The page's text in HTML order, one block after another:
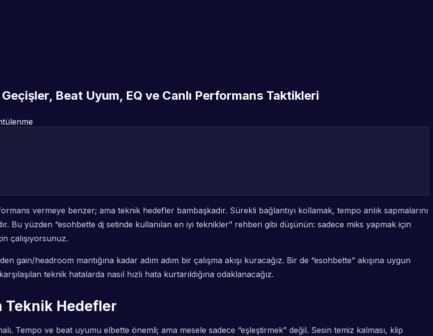
Beat Uyum, EQ ve Canlı Performans Taktikleri
vermeye benzer; ama teknik hedefler bambaşkadır. Sürekli bağlantıyı kollamak, tempo anlık sapmalarını
Bu yüzden “esohbette dj setinde kullanılan en iyi teknikler” rehberi gibi düşünün: sadece miks yapmak için
çalışıyorsunuz.
gain/headroom mantığına kadar adım adım bir çalışma akışı kuracağız. Bir de “esohbette” akışına uygun
teknik hatalarda nasıl hızlı hata kurtarıldığına odaklanacağız.
Teknik Hedefler
Tempo ve beat uyumu elbette önemli; ama mesele sadece “eşleştirmek” değil. Sesin temiz kalması, klip